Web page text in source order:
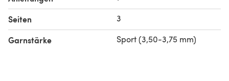
Seiten 3
Garnstärke Sport (3,50-3,75 mm)